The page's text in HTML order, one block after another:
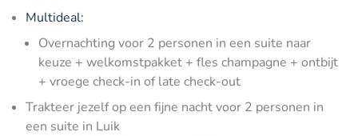
Multideal:
Overnachting voor 2 personen in een suite naar
keuze + welkomstpakket + fles champagne + ontbijt
+ vroege check-in of late check-out
Trakteer jezelf op een fijne nacht voor 2 personen in
een suite in Luik